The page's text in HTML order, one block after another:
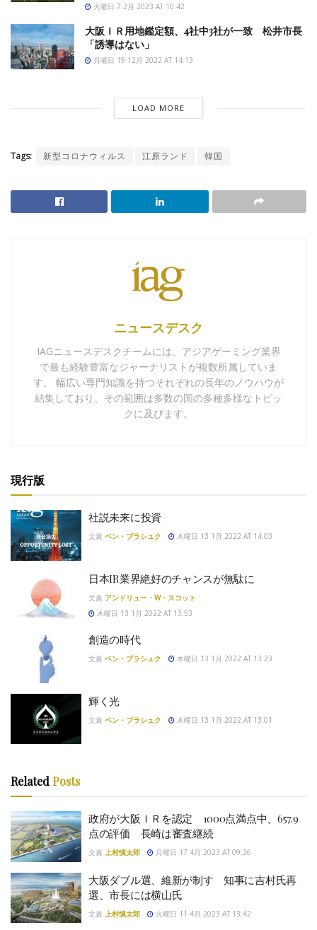
火曜日 7 2月 2023 AT 10:42
大阪ＩＲ用地鑑定額、4社中3社が一致 松井市長
「誘導はない」
月曜日 19 12月 2022 AT 14:13
LOAD MORE
Tags: 新型コロナウィルス 江原ランド 韓国
ニュースデスク
IAGニュースデスクチームには、アジアゲーミング業界
で最も経験豊富なジャーナリストが複数所属していま
す。 幅広い専門知識を持つそれぞれの長年のノウハウが
結集しており、その範囲は多数の国の多種多様なトピッ
クに及びます。
現行版
社説未来に投資
文責 ベン・ブラシュク 木曜日 13 1月 2022 AT 14:03
日本IR業界絶好のチャンスが無駄に
文責 アンドリュー・W・スコット
木曜日 13 1月 2022 AT 13:53
創造の時代
文責 ベン・ブラシュク 木曜日 13 1月 2022 AT 13:23
輝く光
文責 ベン・ブラシュク 木曜日 13 1月 2022 AT 13:01
Related Posts
政府が大阪ＩＲを認定 1000点満点中、657.9
点の評価 長崎は審査継続
文責 上村慎太郎 月曜日 17 4月 2023 AT 09:36
大阪ダブル選、維新が制す 知事に吉村氏再
選、市長には横山氏
文責 上村慎太郎 火曜日 11 4月 2023 AT 13:42